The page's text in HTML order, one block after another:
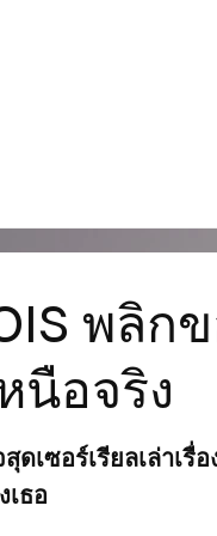
พลิก
นือจริง
ดเซอร์เรียลเล่าเ
ธอ